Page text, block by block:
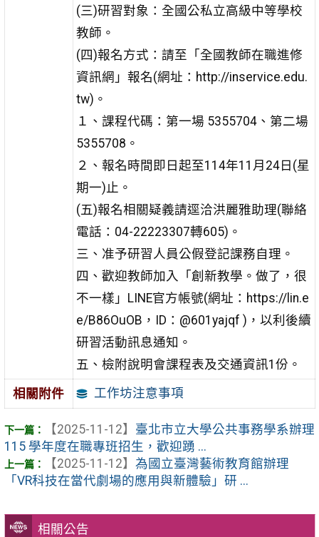
相關公告
(三)研習對象：全國公私立高級中等學校
教師。
(四)報名方式：請至「全國教師在職進修
資訊網」報名(網址：http://inservice.edu.
tw)。
１、課程代碼：第一場 5355704、第二場
5355708。
２、報名時間即日起至114年11月24日(星
期一)止。
(五)報名相關疑義請逕洽洪麗雅助理(聯絡
電話：04-22223307轉605)。
三、准予研習人員公假登記課務自理。
四、歡迎教師加入「創新教學。做了，很
不一樣」LINE官方帳號(網址：https://lin.e
e/B86OuOB，ID：@601yajqf )，以利後續
研習活動訊息通知。
五、檢附說明會課程表及交通資訊1份。
相關附件 工作坊注意事項
【2025-11-12】 臺北市立大學公共事務學系辦理
115 學年度在職專班招生，歡迎踴 ...
【2025-11-12】 為國立臺灣藝術教育館辦理
「VR科技在當代劇場的應用與新體驗」研 ...